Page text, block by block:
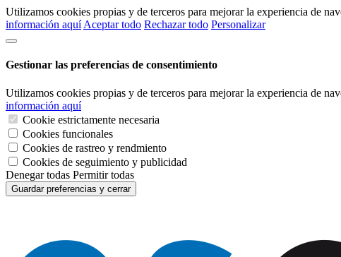
Utilizamos cookies propias y de terceros para mejorar la experiencia de
información aquí Aceptar todo Rechazar todo Personalizar
Gestionar las preferencias de consentimiento
Utilizamos cookies propias y de terceros para mejorar la experiencia de
información aquí
Cookie estrictamente necesaria
Cookies funcionales
Cookies de rastreo y rendmiento
Cookies de seguimiento y publicidad
Denegar todas Permitir todas
Guardar preferencias y cerrar